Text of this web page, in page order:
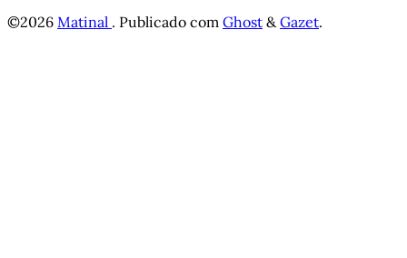
©2026 Matinal . Publicado com Ghost &Gazet.